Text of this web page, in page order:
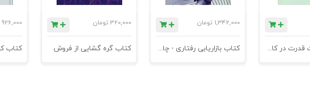
کتاب مدیریت قدرت در کاروکسب
1,342,000 تومان
کتاب بازاریابی رفتاری - چاپ سوم
320,000 تومان
کتاب گره گشایی از فروش
926,000